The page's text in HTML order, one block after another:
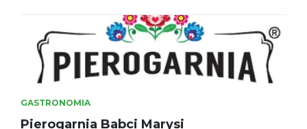
GASTRONOMIA
Pierogarnia Babci Marysi